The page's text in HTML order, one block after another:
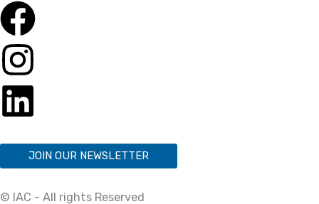
JOIN OUR NEWSLETTER
© IAC - All rights Reserved